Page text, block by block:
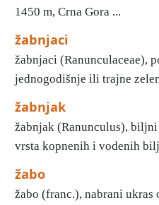
1450 m, Crna Gora ...
žabnjaci
žabnjaci (Ranunculaceae),
jednogodišnje ili trajne
žabnjak
žabnjak (Ranunculus),
vrsta kopnenih i vodenih
žabo
žabo (franc.), nabrani